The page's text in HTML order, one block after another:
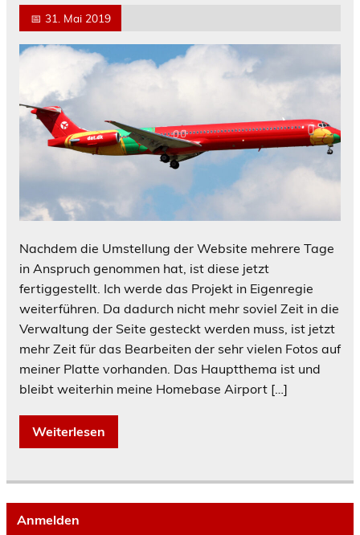
📅 31. Mai 2019
Nachdem die Umstellung der Website mehrere Tage
in Anspruch genommen hat, ist diese jetzt
fertiggestellt. Ich werde das Projekt in Eigenregie
weiterführen. Da dadurch nicht mehr soviel Zeit in die
Verwaltung der Seite gesteckt werden muss, ist jetzt
mehr Zeit für das Bearbeiten der sehr vielen Fotos auf
meiner Platte vorhanden. Das Hauptthema ist und
bleibt weiterhin meine Homebase Airport […]
Weiterlesen
Anmelden